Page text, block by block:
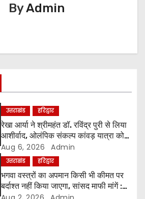
ByAdmin
उत्तराखंड हरिद्वार
रेखा आर्या ने श्रीमहंत डॉ. रविंद्र पुरी से लिया
आशीर्वाद, ओलंपिक संकल्प कांवड़ यात्रा को
मिला संतों का समर्थन
Aug 6, 2026 Admin
उत्तराखंड हरिद्वार
भगवा वस्त्रों का अपमान किसी भी कीमत पर
बर्दाश्त नहीं किया जाएगा, सांसद माफी मांगें :
श्रीमहंत डॉ. रविंद्र पुरी महाराज